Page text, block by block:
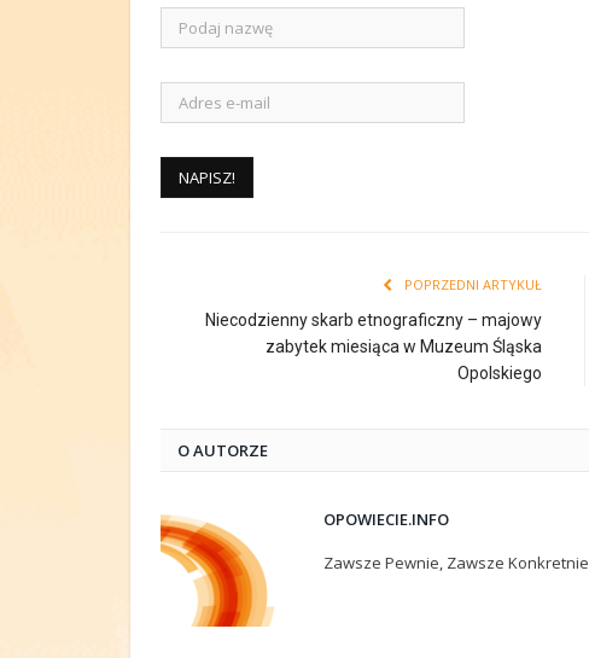
POPRZEDNI ARTYKUŁ
Niecodzienny skarb etnograficzny – majowy
zabytek miesiąca w Muzeum Śląska
Opolskiego
O AUTORZE
OPOWIECIE.INFO
Zawsze Pewnie, Zawsze Konkretnie